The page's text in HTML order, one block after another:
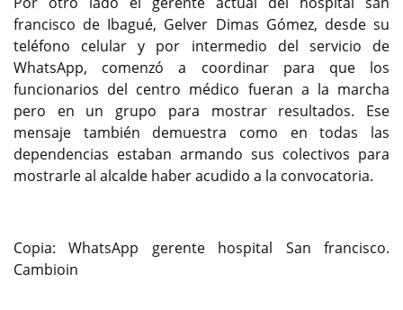
francisco de Ibagué, Gelver Dimas Gómez, desde su
teléfono celular y por intermedio del servicio de
WhatsApp, comenzó a coordinar para que los
funcionarios del centro médico fueran a la marcha
pero en un grupo para mostrar resultados. Ese
mensaje también demuestra como en todas las
dependencias estaban armando sus colectivos para
mostrarle al alcalde haber acudido a la convocatoria.
Copia: WhatsApp gerente hospital San francisco.
Cambioin